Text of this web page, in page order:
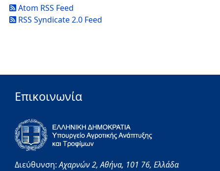
Atom RSS Feed
RSS Syndicate 2.0 Feed
Επικοινωνία
Διεύθυνση:Αχαρνών 2,Αθήνα, 101 76, Ελλάδα